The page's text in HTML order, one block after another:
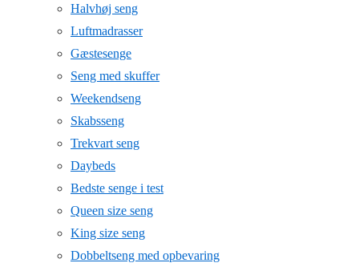
Halvhøj seng
Luftmadrasser
Gæstesenge
Seng med skuffer
Weekendseng
Skabsseng
Trekvart seng
Daybeds
Bedste senge i test
Queen size seng
King size seng
Dobbeltseng med opbevaring